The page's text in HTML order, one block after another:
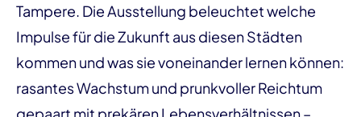
Tampere. Die Ausstellung beleuchtet welche
Impulse für die Zukunft aus diesen Städten
kommen und was sie voneinander lernen können:
rasantes Wachstum und prunkvoller Reichtum
gepaart mit prekären Lebensverhältnissen –